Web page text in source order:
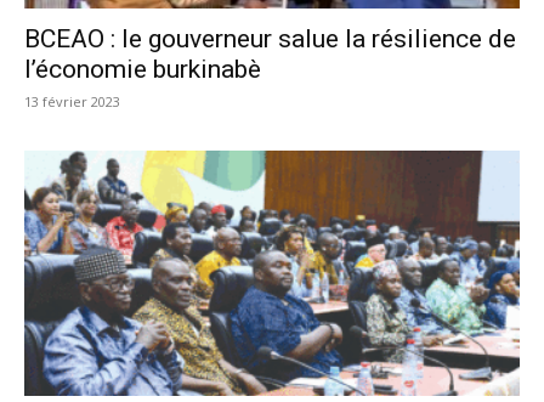
BCEAO : le gouverneur salue la résilience de
l’économie burkinabè
13 février 2023